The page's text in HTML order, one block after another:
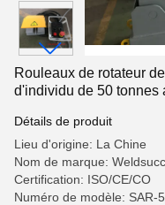
Rouleaux de rotateur
d'individu de 50 tonnes
Détails de produit
Lieu d'origine: La Chine
Nom de marque:
Certification: ISO/CE/CO
Numéro de modèle: SAR-